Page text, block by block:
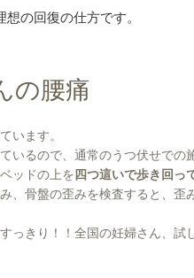
想の回復の仕方です。
の腰痛
います。
いるので、通常のうつ伏せでの
ッドの上を 四つ這いで歩き回っ
、骨盤の歪みを検査すると、歪
っきり！！全国の妊婦さん、試